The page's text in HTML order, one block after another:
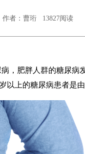
者：曹珩 13827阅读
，肥胖人群的糖尿病
以上的糖尿病患者是由